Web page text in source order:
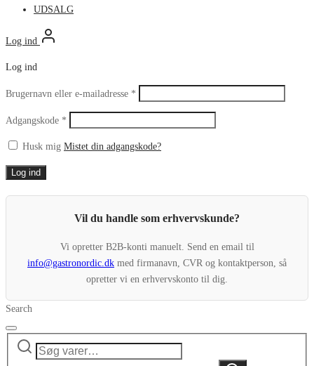
UDSALG
Log ind
Log ind
Brugernavn eller e-mailadresse *
Adgangskode *
Husk mig Mistet din adgangskode?
Log ind
Vil du handle som erhvervskunde?
Vi opretter B2B-konti manuelt. Send en email til
info@gastronordic.dk med firmanavn, CVR og kontaktperson, så
opretter vi en erhvervskonto til dig.
Search
Søg